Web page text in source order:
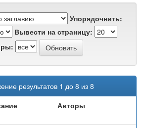
Упорядочнить:
Вывести на страницу:
результатов 1 до 8 из 8
Авторы